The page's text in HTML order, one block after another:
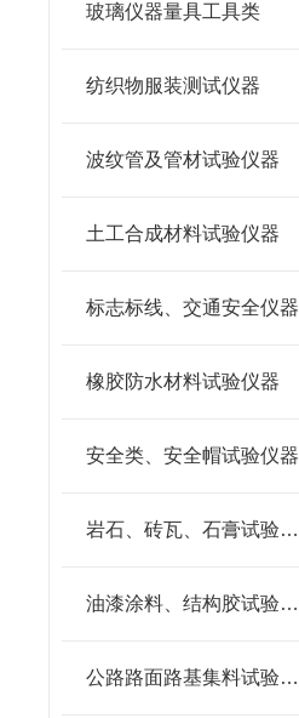
玻璃仪器量具工具类
纺织物服装测试仪器
波纹管及管材试验仪器
土工合成材料试验仪器
标志标线、交通安全仪器
橡胶防水材料试验仪器
安全类、安全帽试验仪器
岩石、砖瓦、石膏试验仪器
油漆涂料、结构胶试验仪器
公路路面路基集料试验仪器